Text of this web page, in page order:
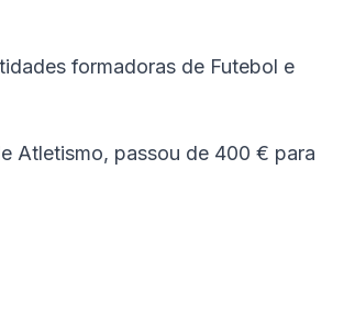
formadoras de Futebol e
Atletismo, passou de 400 € para